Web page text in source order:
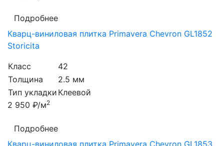
Подробнее
Кварц-виниловая плитка Primavera Chevron GL1852
Storicita
Класс
42
Толщина
2.5 мм
Тип укладки Клеевой
2 950 ₽/м2
Подробнее
Кварц-виниловая плитка Primavera Chevron GL1853